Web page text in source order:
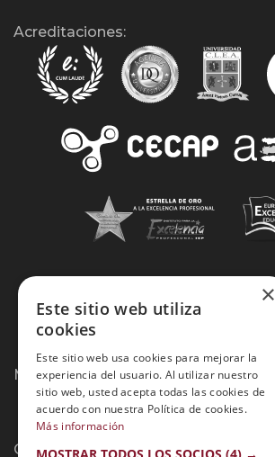
Acreditaciones:
Métodos de Pago:
Contacto:
×
Este sitio web utiliza
cookies
Este sitio web usa cookies para mejorar la
experiencia del usuario. Al utilizar nuestro
sitio web, usted acepta todas las cookies de
acuerdo con nuestra Política de cookies.
Más información